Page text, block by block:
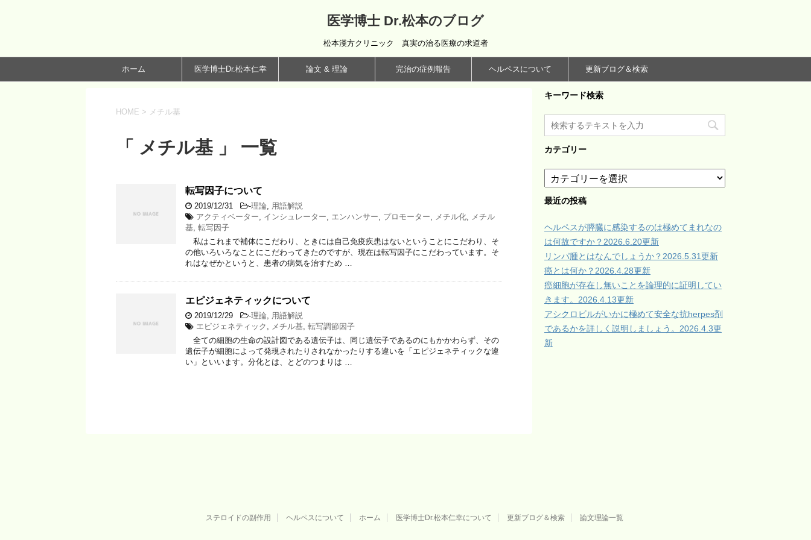
医学博士 Dr.松本のブログ
松本漢方クリニック 真実の治る医療の求道者
ホーム 医学博士Dr.松本仁幸 論文 & 理論 完治の症例報告 ヘルペスについて 更新ブログ＆検索
HOME > メチル基
「 メチル基 」 一覧
転写因子について
2019/12/31 -理論, 用語解説
アクティベーター, インシュレーター, エンハンサー, プロモーター, メチル化, メチル
基, 転写因子
私はこれまで補体にこだわり、ときには自己免疫疾患はないということにこだわり、そ
の他いろいろなことにこだわってきたのですが、現在は転写因子にこだわっています。そ
れはなぜかというと、患者の病気を治すため …
エピジェネティックについて
2019/12/29 -理論, 用語解説
エピジェネティック , メチル基, 転写調節因子
全ての細胞の生命の設計図である遺伝子は、同じ遺伝子であるのにもかかわらず、その
遺伝子が細胞によって発現されたりされなかったりする違いを「エピジェネティックな違
い」といいます。分化とは、とどのつまりは …
キーワード検索
カテゴリー
テ
ゴ
ー
最近の投稿
ヘルペスが膵臓に感染するのは極めてまれなの
は何故ですか？2026.6.20更新
リンパ腫とはなんでしょうか？2026.5.31更新
癌とは何か？2026.4.28更新
癌細胞が存在し無いことを論理的に証明してい
きます。2026.4.13更新
アシクロビルがいかに極めて安全な抗herpes剤
であるかを詳しく説明しましょう。2026.4.3更
新
ステロイドの副作用 ヘルペスについて ホーム 医学博士Dr.松本仁幸について 更新ブログ＆検索 論文理論一覧